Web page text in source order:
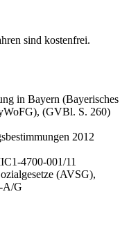
sind kostenfrei.
in Bayern (Bayerisches
(GVBl. S. 260)
2012
4700-001/11
(AVSG),
A/G